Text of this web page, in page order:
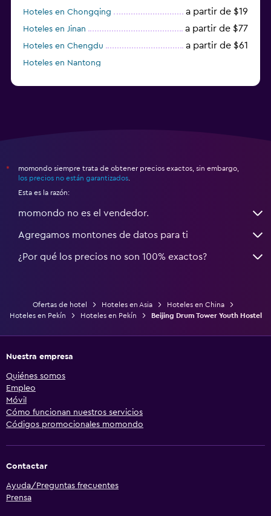
Hoteles en Chongqing a partir de $19
Hoteles en Jinan a partir de $77
Hoteles en Chengdu a partir de $61
Hoteles en Nantong
*
momondo siempre trata de obtener precios exactos, sin embargo,
los precios no están garantizados
Esta es la razón:
momondo no es el vendedor.
Agregamos montones de datos para ti
¿Por qué los precios no son 100% exactos?
Ofertas de hotel Hoteles en Asia
Hoteles en China
Hoteles en Pekín
Hoteles en Pekín Beijing Drum Tower Youth Hostel
Nuestra empresa
Quiénes somos
Empleo
Móvil
Cómo funcionan nuestros servicios
Códigos promocionales momondo
Contactar
Ayuda/Preguntas frecuentes
Prensa